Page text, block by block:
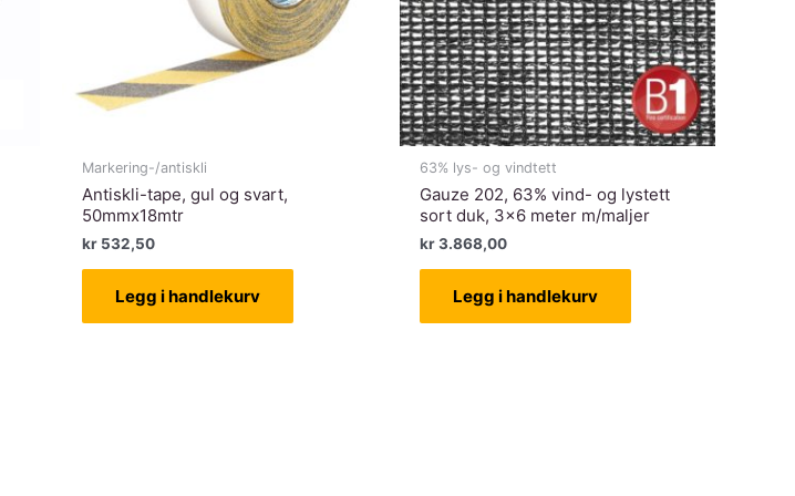
Markering-/antiskli
Antiskli-tape, gul og svart,
50mmx18mtr
kr 532,50
Legg i handlekurv
63% lys- og vindtett
Gauze 202, 63% vind- og lystett
sort duk, 3×6 meter m/maljer
kr3.868,00
Legg i handlekurv